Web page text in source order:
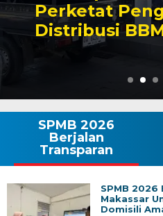
Makassar
Ke-81 RI
SPMB 2026
Berjalan
Transparan
SPMB
Makassar
Domisili